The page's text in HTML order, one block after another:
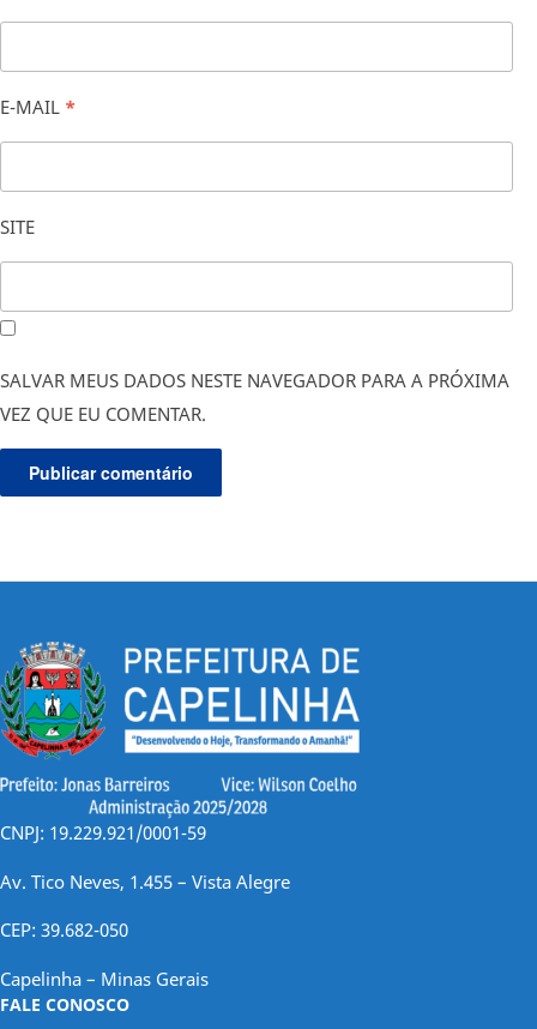
E-MAIL *
SITE
SALVAR MEUS DADOS NESTE NAVEGADOR PARA A PRÓXIMA
VEZ QUE EU COMENTAR.
CNPJ: 19.229.921/0001-59
Av. Tico Neves, 1.455 – Vista Alegre
CEP: 39.682-050
Capelinha – Minas Gerais
FALE CONOSCO